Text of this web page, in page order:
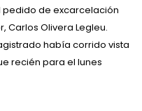
pedido de excarcelación
Carlos Olivera Legleu.
había corrido vista
recién para el lunes